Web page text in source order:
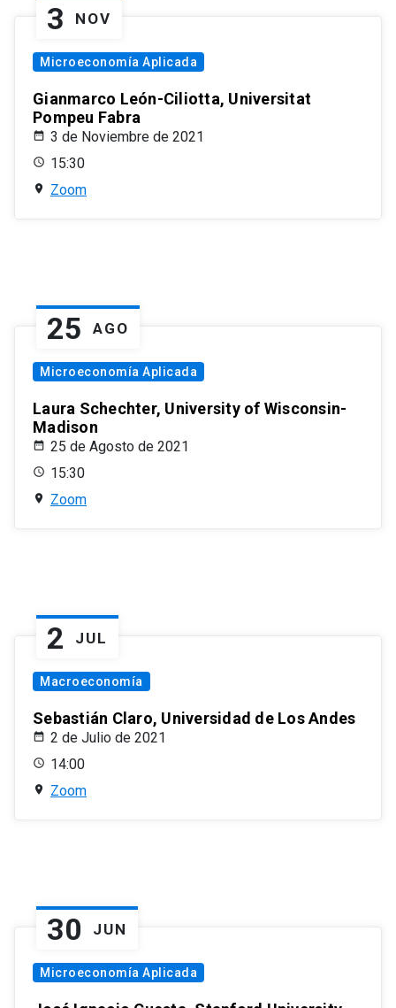
3 NOV
Microeconomía Aplicada
Gianmarco León-Ciliotta, Universitat
Pompeu Fabra
3 de Noviembre de 2021
15:30
Zoom
25 AGO
Microeconomía Aplicada
Laura Schechter, University of Wisconsin-
Madison
25 de Agosto de 2021
15:30
Zoom
2 JUL
Macroeconomía
Sebastián Claro, Universidad de Los Andes
2 de Julio de 2021
14:00
Zoom
30 JUN
Microeconomía Aplicada